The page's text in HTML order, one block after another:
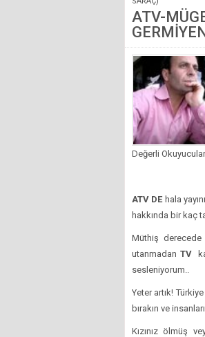
ATV-
Değerli
ATV DE hala
hakkında bir kaç
Müthiş derecede
utanmadan TV
sesleniyorum..
Yeter artık!
bırakın ve
Kızınız ölmüş